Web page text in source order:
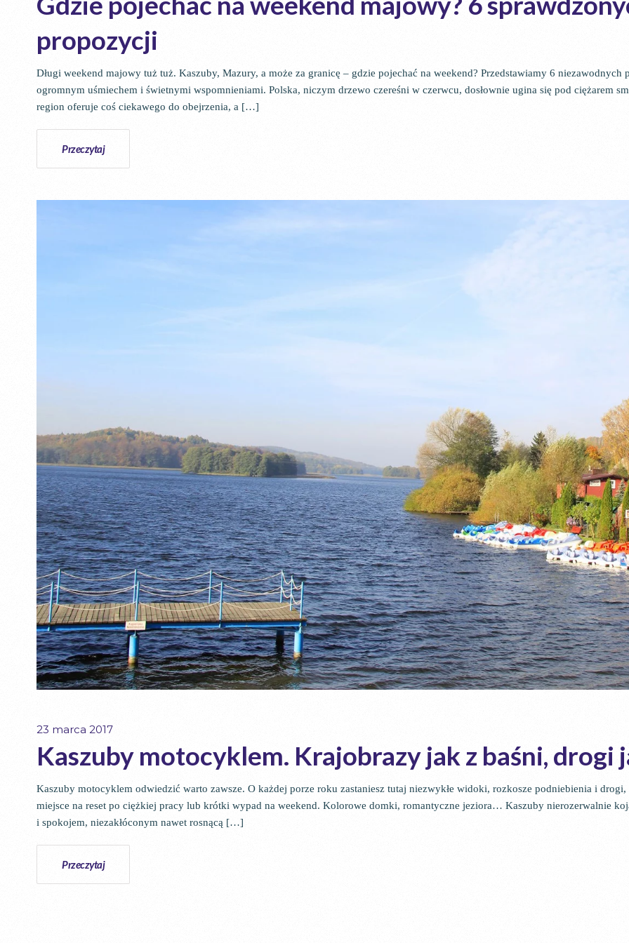
propozycji
Długi weekend majowy tuż tuż. Kaszuby, Mazury, a może za granicę – gdzie pojechać na weekend? Przedstawiamy 6
ogromnym uśmiechem i świetnymi wspomnieniami. Polska, niczym drzewo czereśni w czerwcu, dosłownie ugina się pod ciężarem
region oferuje coś ciekawego do obejrzenia, a […]
Przeczytaj
23 marca 2017
Kaszuby motocyklem. Krajobrazy jak z baśni, drogi
Kaszuby motocyklem odwiedzić warto zawsze. O każdej porze roku zastaniesz tutaj niezwykłe widoki, rozkosze podniebienia i
miejsce na reset po ciężkiej pracy lub krótki wypad na weekend. Kolorowe domki, romantyczne jeziora… Kaszuby nierozerwalnie
i spokojem, niezakłóconym nawet rosnącą […]
Przeczytaj